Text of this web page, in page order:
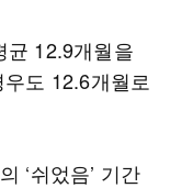
균 12.9개월을
도 12.6개월로
‘쉬었음’ 기간